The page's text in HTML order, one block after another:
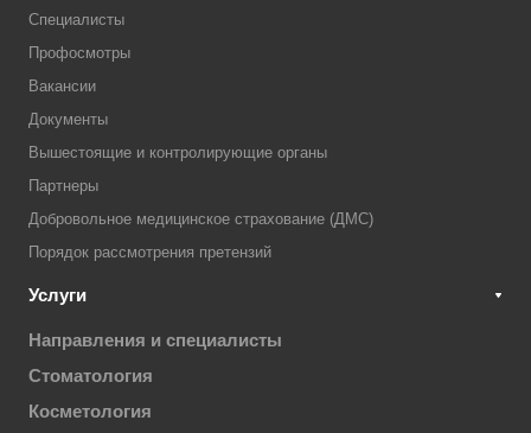
Специалисты
Профосмотры
Вакансии
Документы
Вышестоящие и контролирующие органы
Партнеры
Добровольное медицинское страхование (ДМС)
Порядок рассмотрения претензий
Услуги
Направления и специалисты
Стоматология
Косметология